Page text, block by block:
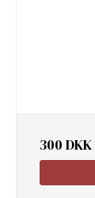
300 DKK